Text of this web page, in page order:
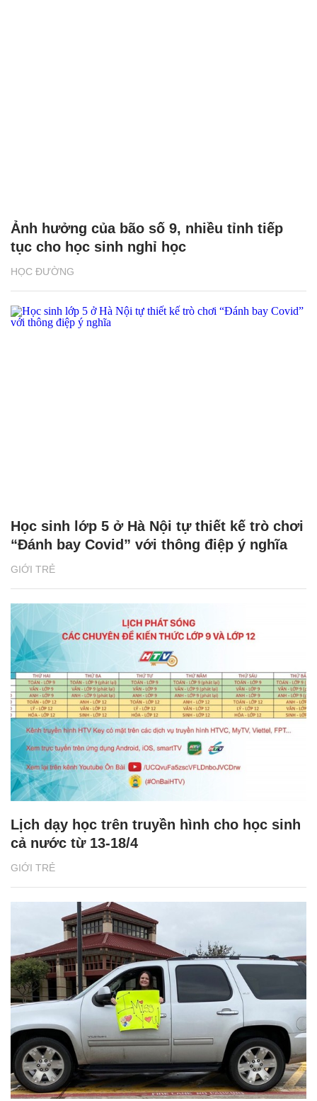
HỌC ĐƯỜNG
Ảnh hưởng của bão số 9, nhiều tỉnh tiếp
tục cho học sinh nghỉ học
GIỚI TRẺ
Học sinh lớp 5 ở Hà Nội tự thiết kế trò chơi
“Đánh bay Covid” với thông điệp ý nghĩa
GIỚI TRẺ
Lịch dạy học trên truyền hình cho học sinh
cả nước từ 13-18/4